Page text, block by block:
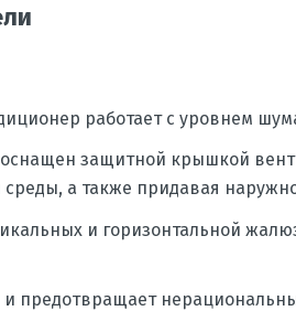
работает с уровнем
защитной крышкой
а также придавая
и горизонтальной
предотвращает